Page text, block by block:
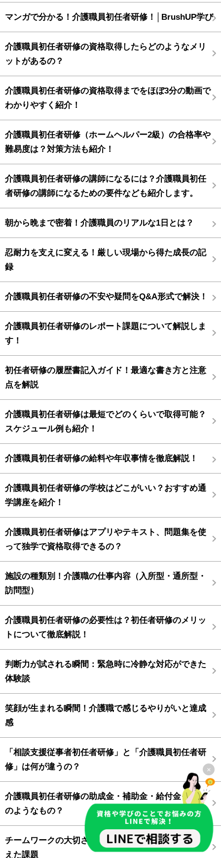
×
マンガで分かる！介護職員初任者研修！│BrushUP学び
介護職員初任者研修の資格取得したらどのようなメリ
ットがあるの？
介護職員初任者研修の資格取得までをほぼ3分の動画で
わかりやすく紹介！
介護職員初任者研修（ホームヘルパー2級）の合格率や
難易度は？対策方法も紹介！
介護職員初任者研修の講師になるには？介護職員初任
者研修の講師になるための要件なども紹介します。
朝から晩まで密着！介護職員のリアルな1日とは？
忍耐力を支えに変える！厳しい現場から得た成長の記
録
介護職員初任者研修の不安や疑問をQ&A形式で解決！
介護職員初任者研修のレポート課題について解説しま
す！
初任者研修の履歴書記入ガイド！最適な書き方と注意
点を解説
介護職員初任者研修は最短でどのくらいで取得可能？
スケジュール例も紹介！
介護職員初任者研修の給料や年収事情を徹底解説！
介護職員初任者研修の学校はどこがいい？おすすめ通
学講座を紹介！
介護職員初任者研修はアプリやテキスト、問題集を使
って独学で資格取得できるの？
施設の種類別！介護職の仕事内容（入所型・通所型・
訪問型）
介護職員初任者研修の必要性は？初任者研修のメリッ
トについて徹底解説！
判断力が試される瞬間：緊急時に冷静な対応ができた
体験談
笑顔が生まれる瞬間！介護職で感じるやりがいと達成
感
「相談支援従事者初任者研修」と「介護職員初任者研
修」は何が違うの？
介護職員初任者研修の助成金・補助金・給付金ってど
のようなもの？
チームワークの大切さを実感！職場での連携で乗り越
えた課題